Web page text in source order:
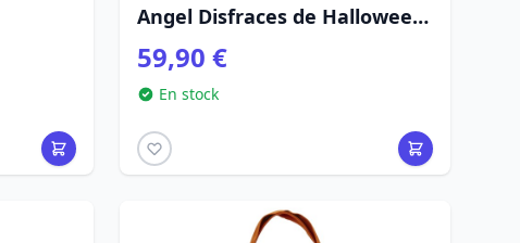
Angel Disfraces de Halloween
- Disney Loungefly
59,90 €
En stock